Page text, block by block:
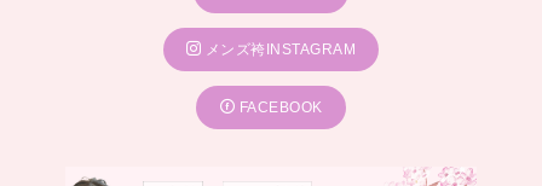
メンズ袴INSTAGRAM
FACEBOOK